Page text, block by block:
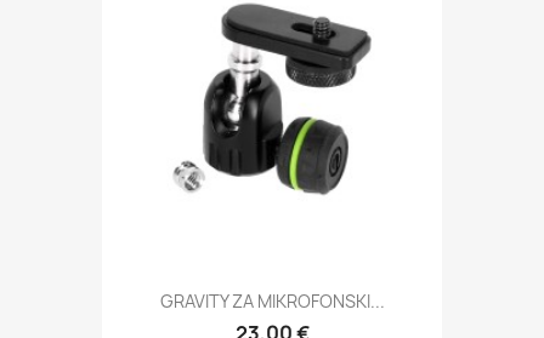
GRAVITY ZA MIKROFONSKI...
23,00 €